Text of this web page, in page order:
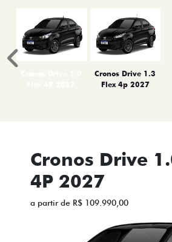
Cronos Drive 1.3
Flex 4p 2027
Anterior
Cronos Drive
4P 2027
a partir de R$ 109.990,00